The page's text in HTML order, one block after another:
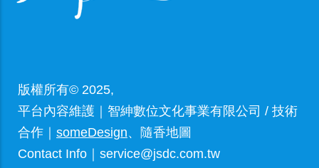
版權所有© 2025,
平台內容維護｜智紳數位文化事業有限公司 / 技術
合作｜ someDesign、隨香地圖
Contact Info｜service@jsdc.com.tw